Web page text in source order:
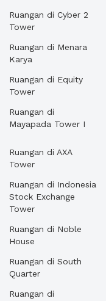
Ruangan di Cyber 2
Tower
Ruangan di Menara
Karya
Ruangan di Equity
Tower
Ruangan di
Mayapada Tower I
Ruangan di AXA
Tower
Ruangan di Indonesia
Stock Exchange
Tower
Ruangan di Noble
House
Ruangan di South
Quarter
Ruangan di